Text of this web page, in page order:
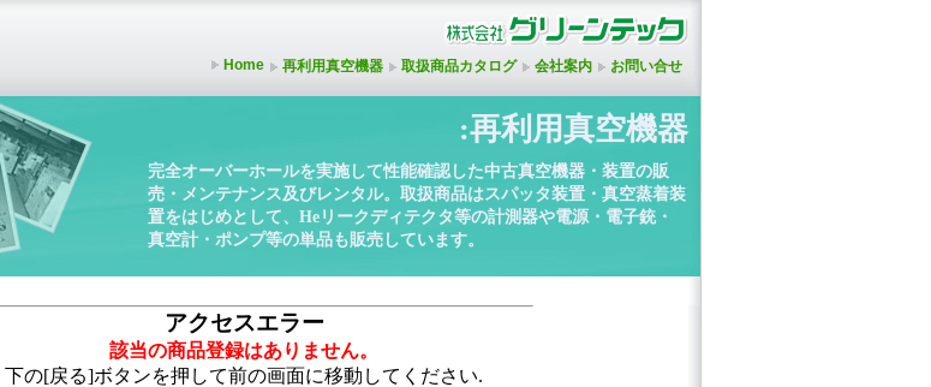
Home 再利用真空機器 取扱商品カタログ 会社案内 お問い合せ
:再利用真空機器
完全オーバーホールを実施して性能確認した中古真空機器・装置の販
売・メンテナンス及びレンタル。取扱商品はスパッタ装置・真空蒸着装
置をはじめとして、Heリークディテクタ等の計測器や電源・電子銃・
真空計・ポンプ等の単品も販売しています。
アクセスエラー
該当の商品登録はありません。
下の[戻る]ボタンを押して前の画面に移動してください.